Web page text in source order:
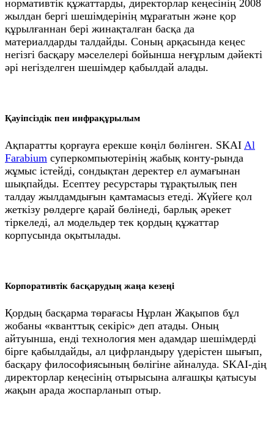
нормативтік құжаттарды, директорлар кеңесінің 2008
жылдан бергі шешімдерінің мұрағатын және қор
құрылғаннан бері жинақталған басқа да
материалдарды талдайды. Соның арқасында кеңес
негізгі басқару мәселелері бойынша неғұрлым дәйекті
әрі негізделген шешімдер қабылдай алады.
Қауіпсіздік пен инфрақұрылым
Ақпаратты қорғауға ерекше көңіл бөлінген. SKAI Al
Farabium суперкомпьютерінің жабық конту-рында
жұмыс істейді, сондықтан деректер ел аумағынан
шықпайды. Есептеу ресурстары тұрақтылық пен
талдау жылдамдығын қамтамасыз етеді. Жүйеге қол
жеткізу рөлдерге қарай бөлінеді, барлық әрекет
тіркеледі, ал модельдер тек қордың құжаттар
корпусында оқытылады.
Корпоративтік басқарудың жаңа кезеңі
Қордың басқарма төрағасы Нұрлан Жақыпов бұл
жобаны «кванттық секіріс» деп атады. Оның
айтуынша, енді технология мен адамдар шешімдерді
бірге қабылдайды, ал цифрландыру үдерістен шығып,
басқару философиясының бөлігіне айналуда. SKAI-дің
директорлар кеңесінің отырысына алғашқы қатысуы
жақын арада жоспарланып отыр.